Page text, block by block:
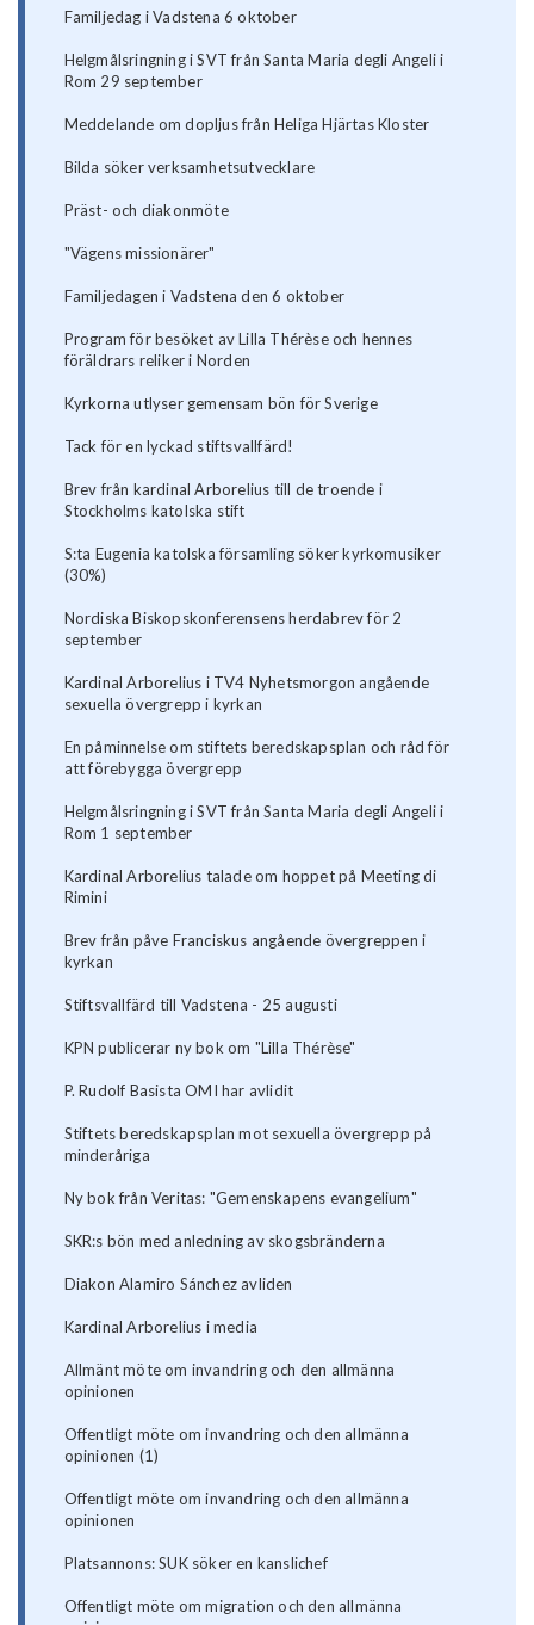
Familjedag i Vadstena 6 oktober
Helgmålsringning i SVT från Santa Maria degli Angeli i
Rom 29 september
Meddelande om dopljus från Heliga Hjärtas Kloster
Bilda söker verksamhetsutvecklare
Präst- och diakonmöte
"Vägens missionärer"
Familjedagen i Vadstena den 6 oktober
Program för besöket av Lilla Thérèse och hennes
föräldrars reliker i Norden
Kyrkorna utlyser gemensam bön för Sverige
Tack för en lyckad stiftsvallfärd!
Brev från kardinal Arborelius till de troende i
Stockholms katolska stift
S:ta Eugenia katolska församling söker kyrkomusiker
(30%)
Nordiska Biskopskonferensens herdabrev för 2
september
Kardinal Arborelius i TV4 Nyhetsmorgon angående
sexuella övergrepp i kyrkan
En påminnelse om stiftets beredskapsplan och råd för
att förebygga övergrepp
Helgmålsringning i SVT från Santa Maria degli Angeli i
Rom 1 september
Kardinal Arborelius talade om hoppet på Meeting di
Rimini
Brev från påve Franciskus angående övergreppen i
kyrkan
Stiftsvallfärd till Vadstena - 25 augusti
KPN publicerar ny bok om "Lilla Thérèse"
P. Rudolf Basista OMI har avlidit
Stiftets beredskapsplan mot sexuella övergrepp på
minderåriga
Ny bok från Veritas: "Gemenskapens evangelium"
SKR:s bön med anledning av skogsbränderna
Diakon Alamiro Sánchez avliden
Kardinal Arborelius i media
Allmänt möte om invandring och den allmänna
opinionen
Offentligt möte om invandring och den allmänna
opinionen (1)
Offentligt möte om invandring och den allmänna
opinionen
Platsannons: SUK söker en kanslichef
Offentligt möte om migration och den allmänna